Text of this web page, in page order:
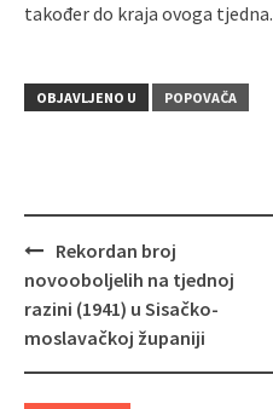
također do kraja ovoga tjedna.
OBJAVLJENO U POPOVAČA
Navigacija
objava
Rekordan broj
novooboljelih na tjednoj
razini (1941) u Sisačko-
moslavačkoj županiji